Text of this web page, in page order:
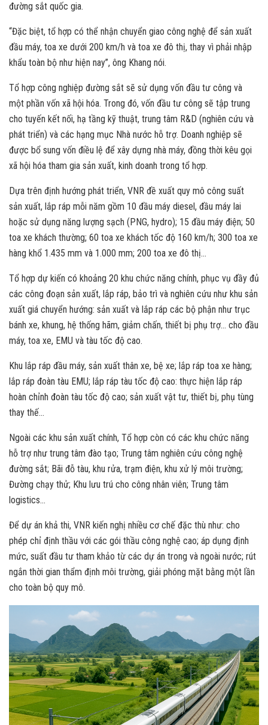
đường sắt quốc gia.
“Đặc biệt, tổ hợp có thể nhận chuyển giao công nghệ để sản xuất
đầu máy, toa xe dưới 200 km/h và toa xe đô thị, thay vì phải nhập
khẩu toàn bộ như hiện nay”, ông Khang nói.
Tổ hợp công nghiệp đường sắt sẽ sử dụng vốn đầu tư công và
một phần vốn xã hội hóa. Trong đó, vốn đầu tư công sẽ tập trung
cho tuyến kết nối, hạ tầng kỹ thuật, trung tâm R&D (nghiên cứu và
phát triển) và các hạng mục Nhà nước hỗ trợ. Doanh nghiệp sẽ
được bổ sung vốn điều lệ để xây dựng nhà máy, đồng thời kêu gọi
xã hội hóa tham gia sản xuất, kinh doanh trong tổ hợp.
Dựa trên định hướng phát triển, VNR đề xuất quy mô công suất
sản xuất, lắp ráp mỗi năm gồm 10 đầu máy diesel, đầu máy lai
hoặc sử dụng năng lượng sạch (PNG, hydro); 15 đầu máy điện; 50
toa xe khách thường; 60 toa xe khách tốc độ 160 km/h; 300 toa xe
hàng khổ 1.435 mm và 1.000 mm; 200 toa xe đô thị…
Tổ hợp dự kiến có khoảng 20 khu chức năng chính, phục vụ đầy đủ
các công đoạn sản xuất, lắp ráp, bảo trì và nghiên cứu như khu sản
xuất giá chuyển hướng: sản xuất và lắp ráp các bộ phận như trục
bánh xe, khung, hệ thống hãm, giảm chấn, thiết bị phụ trợ… cho đầu
máy, toa xe, EMU và tàu tốc độ cao.
Khu lắp ráp đầu máy, sản xuất thân xe, bệ xe; lắp ráp toa xe hàng;
lắp ráp đoàn tàu EMU; lắp ráp tàu tốc độ cao: thực hiện lắp ráp
hoàn chỉnh đoàn tàu tốc độ cao; sản xuất vật tư, thiết bị, phụ tùng
thay thế…
Ngoài các khu sản xuất chính, Tổ hợp còn có các khu chức năng
hỗ trợ như trung tâm đào tạo; Trung tâm nghiên cứu công nghệ
đường sắt; Bãi đỗ tàu, khu rửa, trạm điện, khu xử lý môi trường;
Đường chạy thử; Khu lưu trú cho công nhân viên; Trung tâm
logistics…
Để dự án khả thi, VNR kiến nghị nhiều cơ chế đặc thù như: cho
phép chỉ định thầu với các gói thầu công nghệ cao; áp dụng định
mức, suất đầu tư tham khảo từ các dự án trong và ngoài nước; rút
ngắn thời gian thẩm định môi trường, giải phóng mặt bằng một lần
cho toàn bộ quy mô.